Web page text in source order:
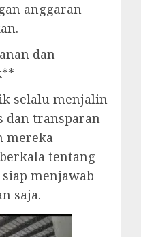
anggaran
dan
selalu menjalin
dan transparan
mereka
tentang
menjawab
saja.